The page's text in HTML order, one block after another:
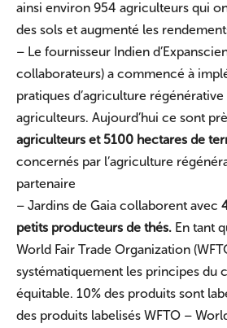
ainsi environ 954 agriculteurs qui
des sols et augmenté les
– Le fournisseur Indien
collaborateurs) a commencé à
pratiques d’agriculture
agriculteurs. Aujourd’hui ce sont
agriculteurs et 5100 hectares de
concernés par l’agriculture
partenaire
– Jardins de Gaia collaborent avec
petits producteurs de thés. En tant
World Fair Trade Organization
systématiquement les principes du
équitable. 10% des produits sont
des produits labelisés WFTO –